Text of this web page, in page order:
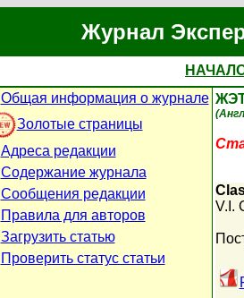
Журнал
Общая информация о журнале
Золотые страницы
Адреса редакции
Содержание журнала
Сообщения редакции
Правила для авторов
Загрузить статью
Проверить статус статьи
V.I.